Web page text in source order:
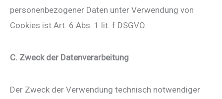
personenbezogener Daten unter Verwendung von
Cookies ist Art. 6 Abs. 1 lit. f DSGVO.
C. Zweck der Datenverarbeitung
Der Zweck der Verwendung technisch notwendiger